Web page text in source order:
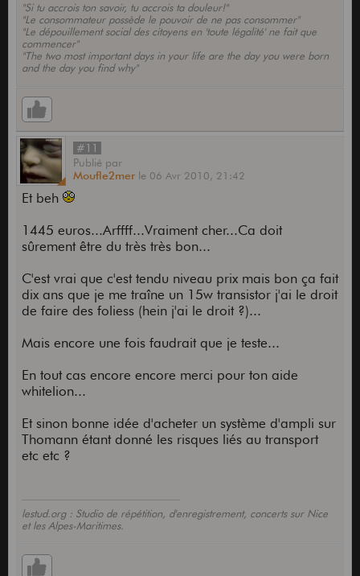
"Si tu accrois ton savoir, tu accrois ta douleur!"
"Le consommateur possède le pouvoir de ne pas consommer"
"Le dépouillement social des citoyens en 'toute légalité' ne fait que
commencer"
"The two most important days in your life are the day you were born
and the day you find why"
#11
Publié par
Moufle2mer le 06 Avr 2010, 21:42
Et beh
1445 euros...Arffff...Vraiment cher...Ca doit
sûrement être du très très bon...
C'est vrai que c'est tendu niveau prix mais bon ça fait
dix ans que je me traîne un 15w transistor j'ai le droit
de faire des foliess (hein j'ai le droit ?)...
Mais encore une fois faudrait que je teste...
En tout cas encore encore merci pour ton aide
whitelion...
Et sinon bonne idée d'acheter un système d'ampli sur
Thomann étant donné les risques liés au transport
etc etc ?
lestud.org : Studio de répétition, d'enregistrement, concerts sur Nice
et les Alpes-Maritimes.